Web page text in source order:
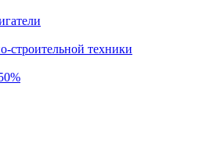
строительной техники